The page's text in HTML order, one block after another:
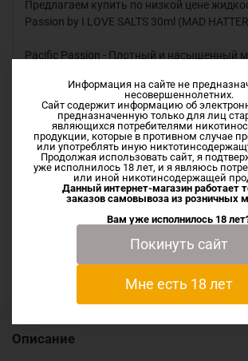
Предлагаем купить по низкой цене
Passion by I LOVE SALTS 30ml (MAD
Pacific Passion - Плотный и насыщенный
сочетании с кокосом и кусочками спелой
клубникой.
Vg/Pg 50/50
Характеристики
Описание
Информация на сайте не
несовершеннолетних.
Сайт содержит информацию об
предназначенную только для лиц
являющихся потребителями
продукции, которые в противном случае
или употреблять иную
Продолжая использовать сайт, я
уже исполнилось 18 лет, и я являюсь
или иной никотинсодержащей
Данный интернет-магазин работает
заказов самовывоза из розничных
Вам уже исполнилось 18
Покинуть сайт
Мне есть 18 лет